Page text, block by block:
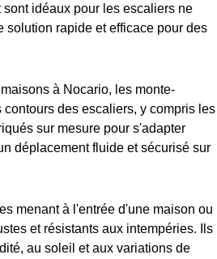
idéaux pour les escaliers ne
solution rapide et efficace pour des
à Nocario, les monte-
des escaliers, y compris les
sur mesure pour s'adapter
déplacement fluide et sécurisé sur
menant à l'entrée d'une maison ou
et résistants aux intempéries. Ils
au soleil et aux variations de